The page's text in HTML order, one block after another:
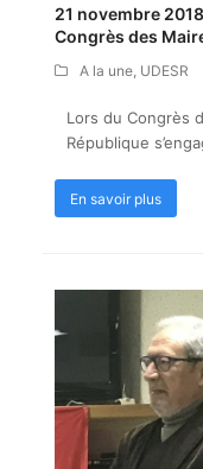
21 novembre
Congrès des
A la une, UDESR
Lors du Congrès
République
En savoir plus